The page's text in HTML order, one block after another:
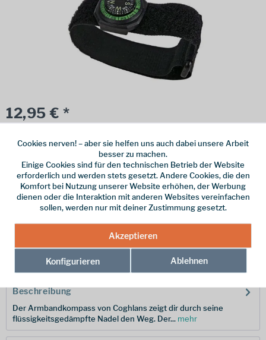
12,95 € *
Online bestellen Ladenabholung
vorrätig | Lieferzeit 1-3 Werktage
In denWarenkorb
Merken
Beschreibung
Der Armbandkompass von Coghlans zeigt dir durch seine
flüssigkeitsgedämpfte Nadel den Weg. Der... mehr
Cookies nerven! – aber sie helfen uns auch dabei unsere Arbeit
besser zu machen.
Einige Cookies sind für den technischen Betrieb der Website
erforderlich und werden stets gesetzt. Andere Cookies, die den
Komfort bei Nutzung unserer Website erhöhen, der Werbung
dienen oder die Interaktion mit anderen Websites vereinfachen
sollen, werden nur mit deiner Zustimmung gesetzt.
Akzeptieren
Konfigurieren Ablehnen